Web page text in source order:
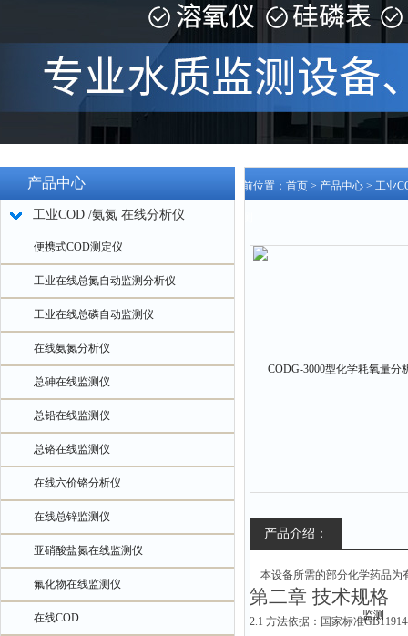
产品中心
工业COD /氨氮 在线分析仪
便携式COD测定仪
工业在线总氮自动监测分析仪
工业在线总磷自动监测仪
在线氨氮分析仪
总砷在线监测仪
总铅在线监测仪
总铬在线监测仪
在线六价铬分析仪
在线总锌监测仪
亚硝酸盐氮在线监测仪
氟化物在线监测仪
在线COD
当前位置： 首页 > 产品中心 > 工业
产品介绍：
本设备所需的部分化学药品为
第二章 技术规格
2.1 方法依据：国家标准